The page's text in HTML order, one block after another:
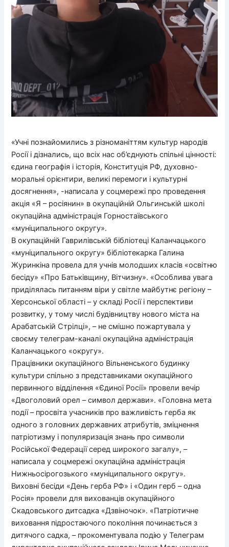
«Учні познайомились з різноманіттям культур народів
Росії і дізнались, що всіх нас об’єднують спільні цінності:
єдина географія і історія, Конституція РФ, духовно-
моральні орієнтири, великі перемоги і культурні
досягнення», -написала у соцмережі про проведення
акція «Я – росіянин» в окупаційній Ольгинській школі
окупаційна адміністрація Горностаївського
«муніципального округу».
В окупаційній Гаврилівській бібліотеці Каланчацького
«муніципального округу» бібліотекарка Галина
Журинкіна провела для учнів молодших класів «освітню
бесіду» «Про Батьківщину, Вітчизну». «Особлива увага
приділялась питанням віри у світле майбутнє регіону –
Херсонської області – у складі Росії і перспективи
розвитку, у тому числі будівництву нового міста на
Арабатській Стрілці», – не смішно пожартувала у
своєму телеграм-каналі окупаційна адміністрація
Каланчацького «округу».
Працівники окупаційного Вільненського будинку
культури спільно з представниками окупаційного
первинного відділення «Єдиної Росії» провели вечір
«Двоголовий орел – символ держави». «Головна мета
події – просвіта учасників про важливість герба як
одного з головних державних атрибутів, зміцнення
патріотизму і популяризація знань про символи
Російської Федерації серед широкого загалу», –
написала у соцмережі окупаційна адміністрація
Нижньосірогозького «муніципального округу».
Виховні бесіди «День герба РФ» і «Один герб – одна
Росія» провели для вихованців окупаційного
Скадовського дитсадка «Дзвіночок». «Патріотичне
виховання підростаючого покоління починається з
дитячого садка, – прокоментувала подію у Телеграм